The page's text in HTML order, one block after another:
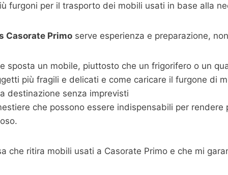
furgoni per il trasporto dei mobili usati in base alla
Casorate Primo serve esperienza e preparazione,
sposta un mobile, piuttosto che un frigorifero o un
più fragili e delicati e come caricare il furgone di
destinazione senza imprevisti
che possono essere indispensabili per rendere
che ritira mobili usati a Casorate Primo e che mi